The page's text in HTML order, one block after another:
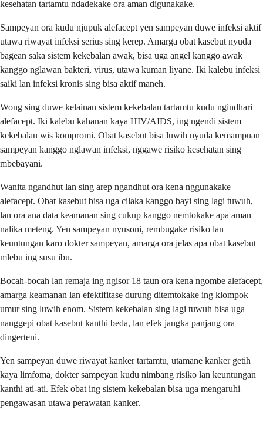
kesehatan tartamtu ndadekake ora aman digunakake.
Sampeyan ora kudu njupuk alefacept yen sampeyan duwe infeksi aktif
utawa riwayat infeksi serius sing kerep. Amarga obat kasebut nyuda
bagean saka sistem kekebalan awak, bisa uga angel kanggo awak
kanggo nglawan bakteri, virus, utawa kuman liyane. Iki kalebu infeksi
saiki lan infeksi kronis sing bisa aktif maneh.
Wong sing duwe kelainan sistem kekebalan tartamtu kudu ngindhari
alefacept. Iki kalebu kahanan kaya HIV/AIDS, ing ngendi sistem
kekebalan wis kompromi. Obat kasebut bisa luwih nyuda kemampuan
sampeyan kanggo nglawan infeksi, nggawe risiko kesehatan sing
mbebayani.
Wanita ngandhut lan sing arep ngandhut ora kena nggunakake
alefacept. Obat kasebut bisa uga cilaka kanggo bayi sing lagi tuwuh,
lan ora ana data keamanan sing cukup kanggo nemtokake apa aman
nalika meteng. Yen sampeyan nyusoni, rembugake risiko lan
keuntungan karo dokter sampeyan, amarga ora jelas apa obat kasebut
mlebu ing susu ibu.
Bocah-bocah lan remaja ing ngisor 18 taun ora kena ngombe alefacept,
amarga keamanan lan efektifitase durung ditemtokake ing klompok
umur sing luwih enom. Sistem kekebalan sing lagi tuwuh bisa uga
nanggepi obat kasebut kanthi beda, lan efek jangka panjang ora
dingerteni.
Yen sampeyan duwe riwayat kanker tartamtu, utamane kanker getih
kaya limfoma, dokter sampeyan kudu nimbang risiko lan keuntungan
kanthi ati-ati. Efek obat ing sistem kekebalan bisa uga mengaruhi
pengawasan utawa perawatan kanker.